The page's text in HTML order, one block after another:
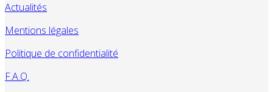
Actualités
Mentions légales
Politique de confidentialité
F.A.Q.